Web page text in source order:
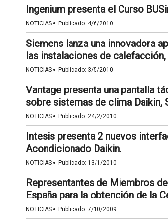
Ingenium presenta el Curso
NOTICIAS · Publicado: 4/6/2010
Siemens lanza una innovadora
las instalaciones de
NOTICIAS · Publicado: 3/5/2010
Vantage presenta una pantalla
sobre sistemas de clima Daikin,
NOTICIAS · Publicado: 24/2/2010
Intesis presenta 2 nuevos
Acondicionado Daikin.
NOTICIAS · Publicado: 13/1/2010
Representantes de Miembros
España para la obtención de la
NOTICIAS · Publicado: 7/10/2009